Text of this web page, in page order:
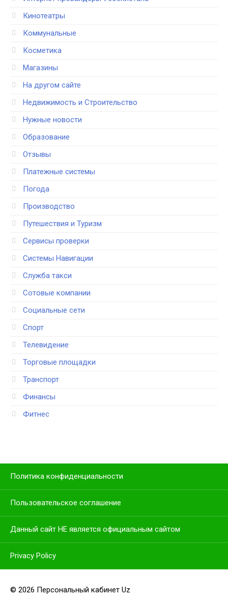
Кинотеатры
Коммунальные
Косметика
Магазины
На другом сайте
Недвижимость и Строительство
Нужные новости
Образование
Отзывы
Платежные системы
Погода
Производство
Путешествия и Туризм
Сервисы проверки
Системы Навигации
Служба такси
Сотовые компании
Социальные сети
Спорт
Телевидение
Торговые площадки
Транспорт
Финансы
Фитнес
Политика конфиденциальности
Пользовательское соглашение
Данный сайт НЕ является официальным сайтом
Privacy Policy
© 2026 Персональный кабинет Uz